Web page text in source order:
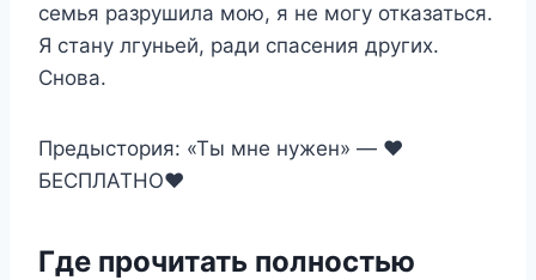
семья разрушила мою, я не могу отказаться.
Я стану лгуньей, ради спасения других.
Снова.
Предыстория: «Ты мне нужен» — ❤️
БЕСПЛАТНО❤️
Где прочитать полностью